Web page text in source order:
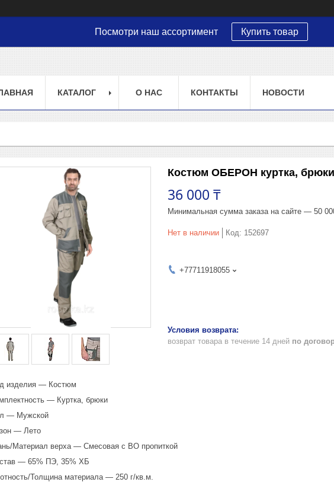
Посмотри наш ассортимент Купить товар
КАТАЛОГ О НАС КОНТАКТЫ НОВОСТИ
Костюм ОБЕРОН куртка,
36 000 ₸
Минимальная сумма заказа на сайте — 50
Нет в наличии Код: 152697
+77711918055
возврат товара в течение 14 дней по
изделия — Костюм
— Куртка, брюки
— Мужской
— Лето
Материал верха — Смесовая с ВО пропиткой
— 65% ПЭ, 35% ХБ
Толщина материала — 250 г/кв.м.